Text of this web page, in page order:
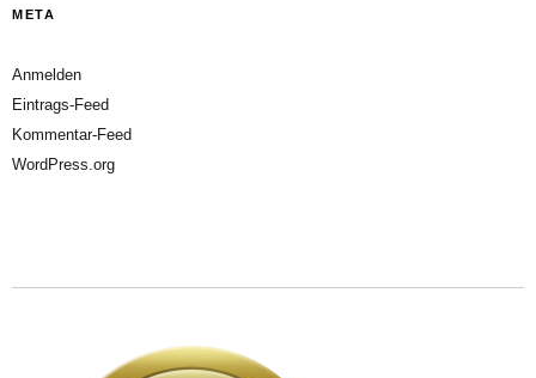
META
Anmelden
Eintrags-Feed
Kommentar-Feed
WordPress.org